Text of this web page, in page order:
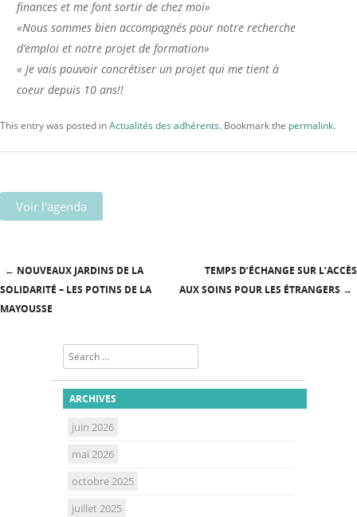
finances et me font sortir de chez moi»
«Nous sommes bien accompagnés pour notre recherche
d’emploi et notre projet de formation»
« Je vais pouvoir concrétiser un projet qui me tient à
coeur depuis 10 ans!!
This entry was posted inActualités des adhérents. Bookmark the permalink.
Voir l'agenda
Post navigation
← NOUVEAUX JARDINS DE LA
SOLIDARITÉ – LES POTINS DE LA
MAYOUSSE
TEMPS D’ÉCHANGE SUR L’ACCÈS
AUX SOINS POUR LES ÉTRANGERS →
Search
ARCHIVES
juin 2026
mai 2026
octobre 2025
juillet 2025